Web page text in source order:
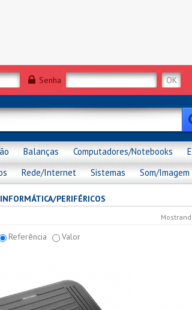
Senha
Balanças Computadores/Notebooks
Rede/Internet Sistemas Som/Imagem
INFORMÁTICA/PERIFÉRICOS
Referência Valor